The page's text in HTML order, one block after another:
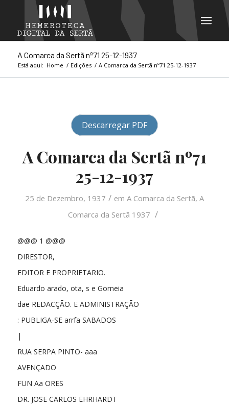
A Comarca da Sertã nº71 25-12-1937
Está aqui: Home / Edições / A Comarca da Sertã nº71 25-12-1937
Descarregar PDF
A Comarca da Sertã nº71
25-12-1937
25 de Dezembro, 1937 / em A Comarca da Sertã, A
Comarca da Sertã 1937 /
@@@ 1 @@@
DIRESTOR,
EDITOR E PROPRIETARIO.
Eduardo arado, ota, s e Gorneia
dae REDACÇÃO. E ADMINISTRAÇÃO
: PUBLIGA-SE arrfa SABADOS
|
RUA SERPA PINTO- aaa
AVENÇADO
FUN Aa ORES
DR. JOSE CARLOS EHRHARDT